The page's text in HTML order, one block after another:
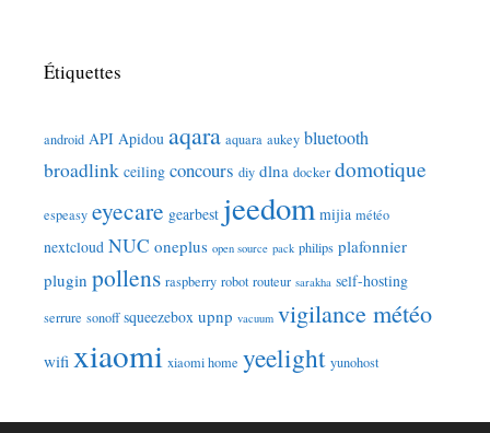
Étiquettes
android API Apidou aqara aquara aukey bluetooth
broadlink ceiling concours diy dlna docker domotique
espeasy eyecare gearbest jeedom mijia météo
nextcloud NUC oneplus open source pack philips plafonnier
plugin pollens raspberry robot routeur sarakha self-hosting
serrure sonoff squeezebox upnp vacuum vigilance météo
wifi xiaomi xiaomi home yeelight yunohost